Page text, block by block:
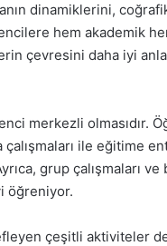
dinamiklerini,
hem akademik
çevresini daha iyi
merkezli olmasıdır.
ile eğitime
grup çalışmaları
öğreniyor.
çeşitli aktiviteler